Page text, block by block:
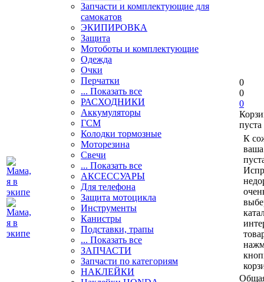
Запчасти и комплектующие для
самокатов
ЭКИПИРОВКА
Защита
Мотоботы и комплектующие
Одежда
Очки
Перчатки
... Показать все
РАСХОДНИКИ
Аккумуляторы
ГСМ
Колодки тормозные
Моторезина
Свечи
... Показать все
АКСЕССУАРЫ
Для телефона
Защита мотоцикла
Инструменты
Канистры
Подставки, трапы
... Показать все
ЗАПЧАСТИ
Запчасти по категориям
НАКЛЕЙКИ
0
0
0
пуста
К